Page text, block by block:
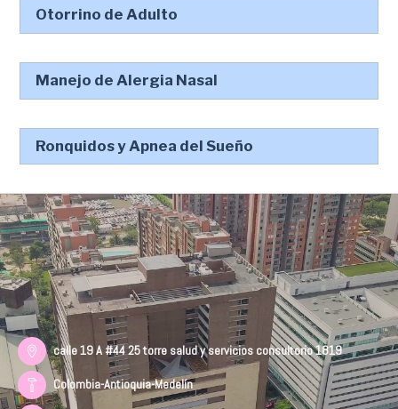
Otorrino de Adulto
Manejo de Alergia Nasal
Ronquidos y Apnea del Sueño
calle 19 A #44 25 torre salud y servicios consultorio 1819
Colombia-Antioquia-Medelín